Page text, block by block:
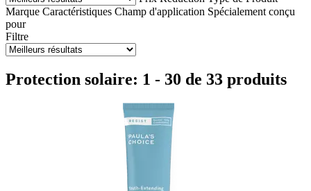
Marque Caractéristiques Champ d'application Spécialement conçu
pour
Filtre
Protection solaire: 1 - 30 de 33 produits